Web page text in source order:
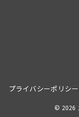
プライバシーポリシー
© 2026